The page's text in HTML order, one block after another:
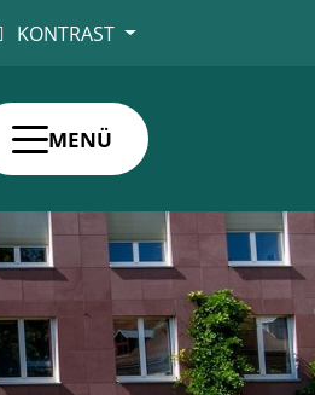
KONTRAST
MENÜ